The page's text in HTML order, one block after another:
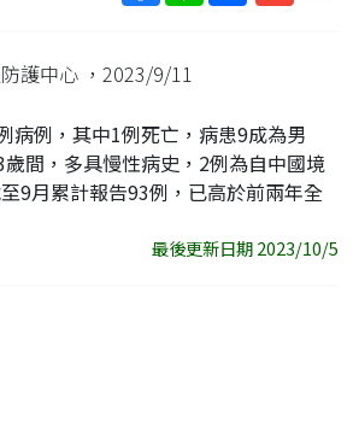
址
護中心 ，2023/9/11
病例，其中1例死亡，病患9成為男
間，多具慢性病史，2例為自中國境
9月累計報告93例，已高於前兩年全
最後更新日期 2023/10/5